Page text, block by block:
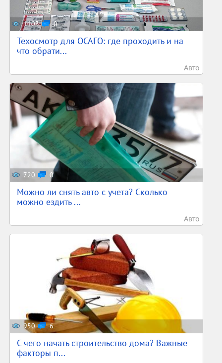
1103 0
Техосмотр для ОСАГО: где проходить и на
что обрати...
Авто
720 0
Можно ли снять авто с учета? Сколько
можно ездить ...
Авто
950 6
С чего начать строительство дома? Важные
факторы п...